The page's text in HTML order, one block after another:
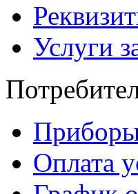
Услуги
Оплата